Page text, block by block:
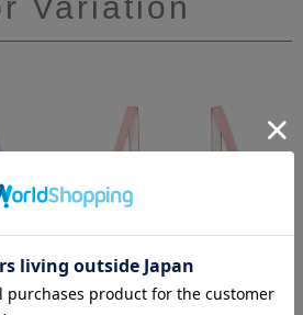
Variation